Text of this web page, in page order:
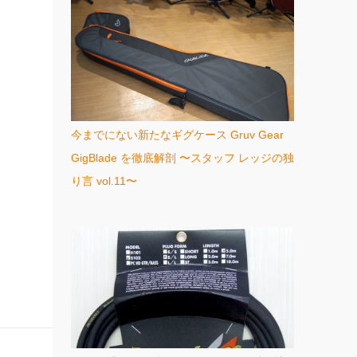
今までにない新たなギグケース Gruv Gear
GigBlade を徹底解剖 〜スタッフ レッジの独
り言 vol.11〜